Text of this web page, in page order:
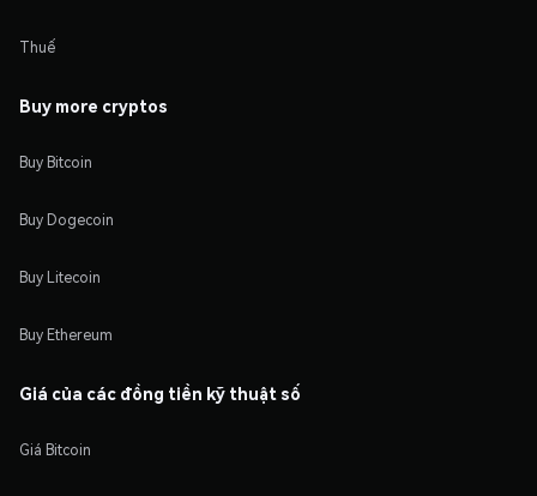
Thuế
Buy more cryptos
Buy Bitcoin
Buy Dogecoin
Buy Litecoin
Buy Ethereum
Giá của các đồng tiền kỹ thuật số
Giá Bitcoin